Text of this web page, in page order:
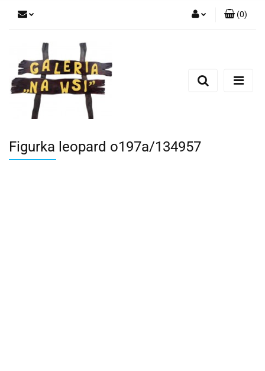
Dodaj zgłoszenie
(0)
Figurka leopard o197a/134957